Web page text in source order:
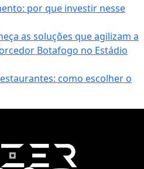
por que investir nesse
as soluções que agilizam a
Botafogo no Estádio
como escolher o